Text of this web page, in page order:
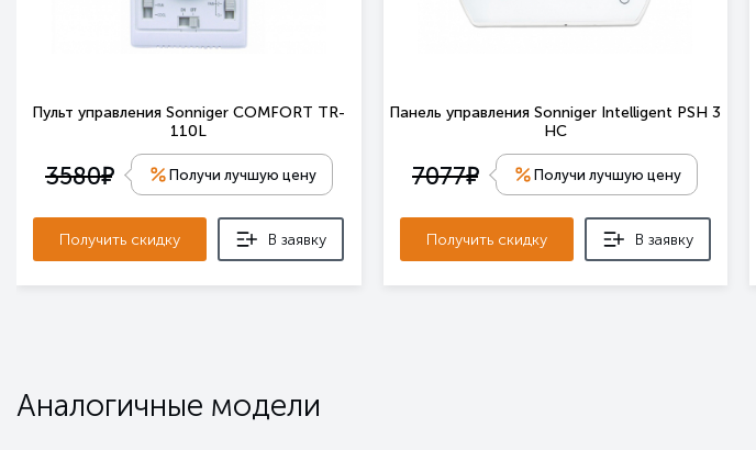
Пульт управления Sonniger COMFORT TR-
110L
3580е Получи лучшую цену
Получить скидку В заявку
Панель управления Sonniger Intelligent PSH 3
HC
7077е Получи лучшую цену
Получить скидку В заявку
Аналогичные модели